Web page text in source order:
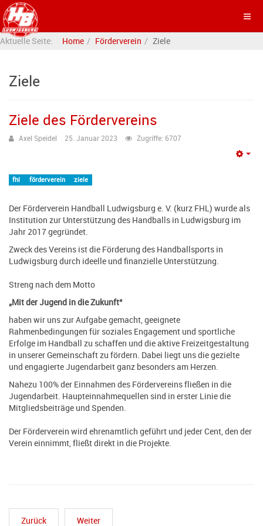
Aktuelle Seite: Home Förderverein Ziele
Ziele
Ziele des Fördervereins
Axel Speidel 25. Januar 2023 Zugriffe: 6707
fhl förderverein ziele
Der Förderverein Handball Ludwigsburg e. V. (kurz FHL) wurde als
Institution zur Unterstützung des Handballs in Ludwigsburg im
Jahr 2017 gegründet.
Zweck des Vereins ist die Förderung des Handballsports in
Ludwigsburg durch ideelle und finanzielle Unterstützung.
Streng nach dem Motto
„Mit der Jugend in die Zukunft“
haben wir uns zur Aufgabe gemacht, geeignete
Rahmenbedingungen für soziales Engagement und sportliche
Erfolge im Handball zu schaffen und die aktive Freizeitgestaltung
in unserer Gemeinschaft zu fördern. Dabei liegt uns die gezielte
und engagierte Jugendarbeit ganz besonders am Herzen.
Nahezu 100% der Einnahmen des Fördervereins fließen in die
Jugendarbeit. Haupteinnahmequellen sind in erster Linie die
Mitgliedsbeiträge und Spenden.
Der Förderverein wird ehrenamtlich geführt und jeder Cent, den der
Verein einnimmt, fließt direkt in die Projekte.
Zurück Weiter